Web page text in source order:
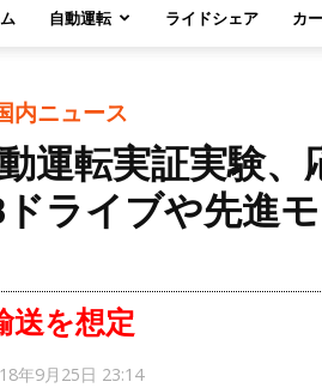
自動運転 ライドシェア カ
内ニュース
運転実証実験
ライブや先進
送を想定
年9月25日 23:14